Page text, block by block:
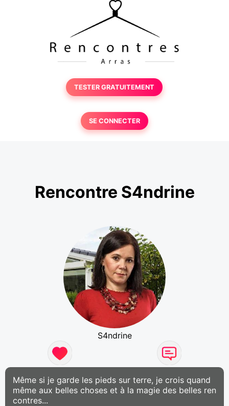
TESTER GRATUITEMENT
SE CONNECTER
Rencontre S4ndrine
S4ndrine
Même si je garde les pieds sur terre, je crois quand
même aux belles choses et à la magie des belles ren
contres...